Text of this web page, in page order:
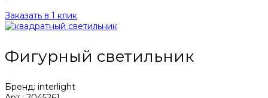
Заказать в 1 клик
Фигурный светильник
Бренд: interlight